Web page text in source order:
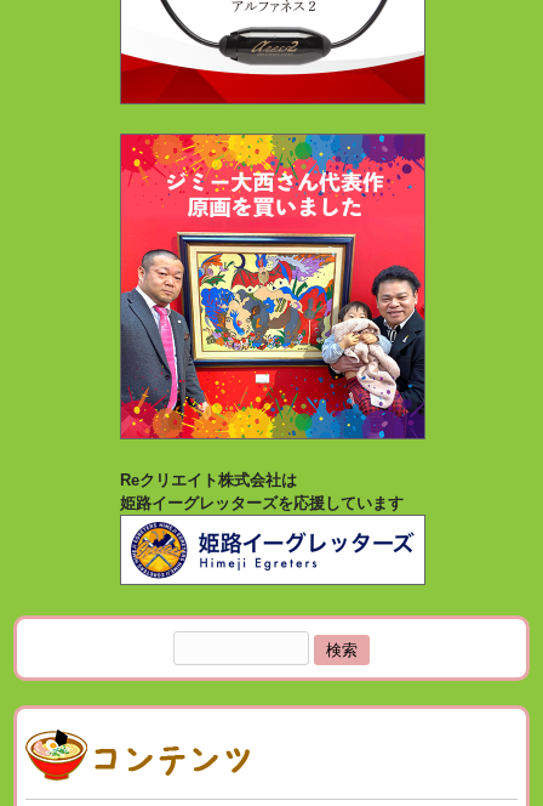
Reクリエイト株式会社は
姫路イーグレッターズを応援しています
索: